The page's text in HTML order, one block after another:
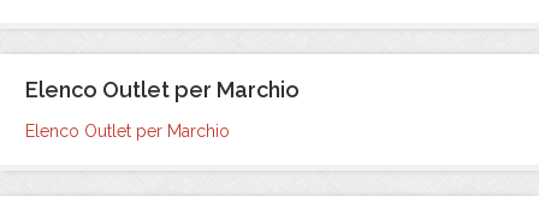
Elenco Outlet per Marchio
Elenco Outlet per Marchio